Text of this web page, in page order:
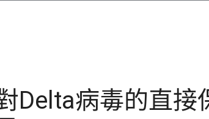
Delta病毒的直